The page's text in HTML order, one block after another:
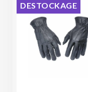
DESTOCKAGE